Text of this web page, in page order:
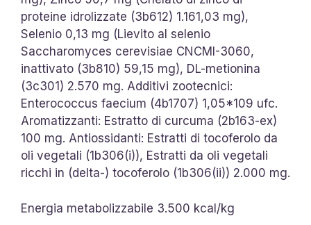
proteine idrolizzate (3b612) 1.161,03 mg),
Selenio 0,13 mg (Lievito al selenio
Saccharomyces cerevisiae CNCMI-3060,
inattivato (3b810) 59,15 mg), DL-metionina
(3c301) 2.570 mg. Additivi zootecnici:
Enterococcus faecium (4b1707) 1,05*109 ufc.
Aromatizzanti: Estratto di curcuma (2b163-ex)
100 mg. Antiossidanti: Estratti di tocoferolo da
oli vegetali (1b306(i)), Estratti da oli vegetali
ricchi in (delta-) tocoferolo (1b306(ii)) 2.000 mg.
Energia metabolizzabile 3.500 kcal/kg